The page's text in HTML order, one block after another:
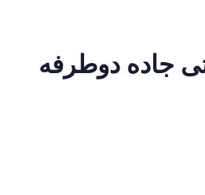
جاده دوطرفه